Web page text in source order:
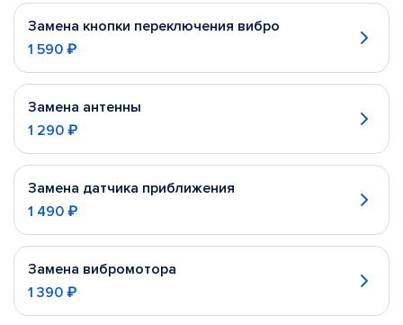
Замена кнопки переключения вибро
1 590 ₽
Замена антенны
1 290 ₽
Замена датчика приближения
1 490 ₽
Замена вибромотора
1 390 ₽